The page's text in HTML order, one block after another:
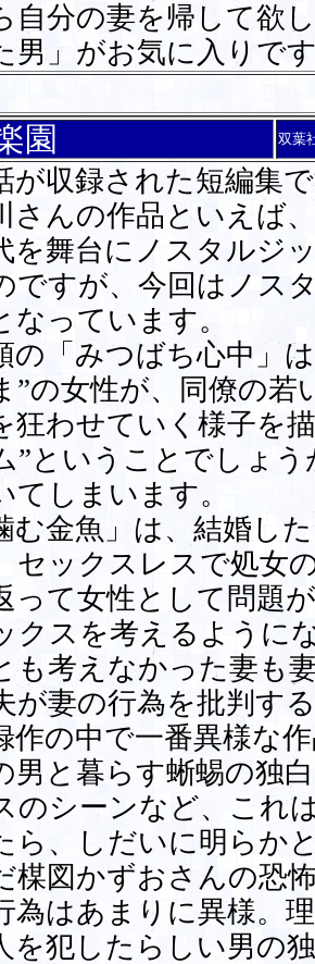
自分の妻を帰して欲
男」がお気に入りで
園 双葉
収録された短編集
んの作品といえば
を舞台にノスタルジ
ですが、今回はノス
なっています。
「みつばち心中」
”の女性が、同僚の
狂わせていく様子を
”ということでしょ
てしまいます。
金魚」は、結婚し
セックスレスで処女
って女性として問題
クスを考えるように
も考えなかった妻も
が妻の行為を批判す
の中で一番異様な
男と暮らす蜥蜴の独
のシーンなど、これ
ら、しだいに明らか
楳図かずおさんの恐
為はあまりに異様。
犯したらしい男の